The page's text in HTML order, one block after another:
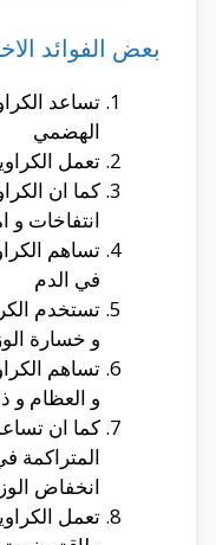
بعض الفوائد
تساعد
الهضمي
تعمل
كما ان
انتفاخات
تساهم
في الدم
تستخدم
و خسارة
تساهم
و العظام و
كما ان
المتراكمة
انخفاض
تعمل